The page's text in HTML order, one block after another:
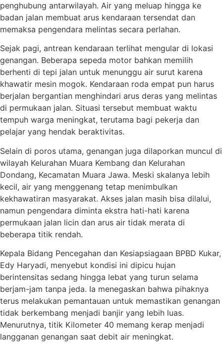
penghubung antarwilayah. Air yang meluap hingga ke
badan jalan membuat arus kendaraan tersendat dan
memaksa pengendara melintas secara perlahan.
Sejak pagi, antrean kendaraan terlihat mengular di lokasi
genangan. Beberapa sepeda motor bahkan memilih
berhenti di tepi jalan untuk menunggu air surut karena
khawatir mesin mogok. Kendaraan roda empat pun harus
berjalan bergantian menghindari arus deras yang melintas
di permukaan jalan. Situasi tersebut membuat waktu
tempuh warga meningkat, terutama bagi pekerja dan
pelajar yang hendak beraktivitas.
Selain di poros utama, genangan juga dilaporkan muncul di
wilayah Kelurahan Muara Kembang dan Kelurahan
Dondang, Kecamatan Muara Jawa. Meski skalanya lebih
kecil, air yang menggenang tetap menimbulkan
kekhawatiran masyarakat. Akses jalan masih bisa dilalui,
namun pengendara diminta ekstra hati-hati karena
permukaan jalan licin dan arus air tidak merata di
beberapa titik rendah.
Kepala Bidang Pencegahan dan Kesiapsiagaan BPBD Kukar,
Edy Haryadi, menyebut kondisi ini dipicu hujan
berintensitas sedang hingga lebat yang turun selama
berjam-jam tanpa jeda. Ia menegaskan bahwa pihaknya
terus melakukan pemantauan untuk memastikan genangan
tidak berkembang menjadi banjir yang lebih luas.
Menurutnya, titik Kilometer 40 memang kerap menjadi
langganan genangan saat debit air meningkat.